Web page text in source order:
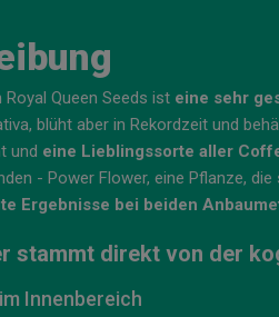
Queen Seeds ist eine sehr
blüht aber in Rekordzeit und
und eine Lieblingssorte aller
- Power Flower, eine Pflanze,
Ergebnisse bei beiden
stammt direkt von der
Innenbereich